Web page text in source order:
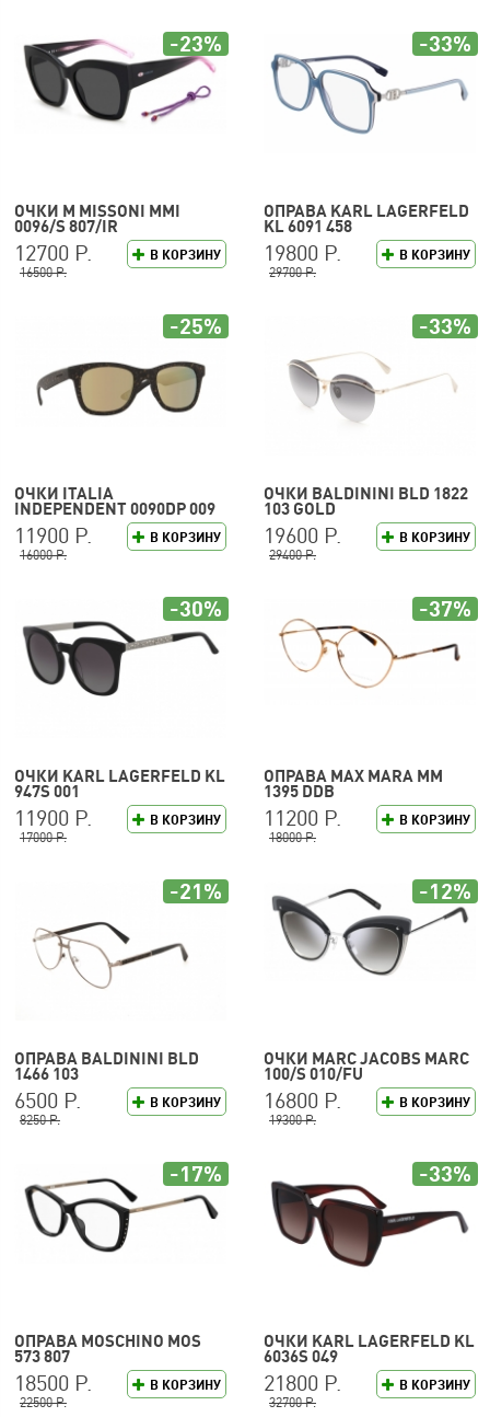
ОЧКИ M MISSONI MMI
0096/S 807/IR
В КОРЗИНУ
12700 Р.
16500 Р.
-23%
ОПРАВА KARL LAGERFELD
KL 6091 458
В КОРЗИНУ
19800 Р.
29700 Р.
-33%
ОЧКИ ITALIA
INDEPENDENT 0090DP 009
120
В КОРЗИНУ
11900 Р.
16000 Р.
-25%
ОЧКИ BALDININI BLD 1822
103 GOLD
В КОРЗИНУ
19600 Р.
29400 Р.
-33%
ОЧКИ KARL LAGERFELD KL
947S 001
В КОРЗИНУ
11900 Р.
17000 Р.
-30%
ОПРАВА MAX MARA MM
1395 DDB
В КОРЗИНУ
11200 Р.
18000 Р.
-37%
ОПРАВА BALDININI BLD
1466 103
В КОРЗИНУ
6500 Р.
8250 Р.
-21%
ОЧКИ MARC JACOBS MARC
100/S 010/FU
В КОРЗИНУ
16800 Р.
19300 Р.
-12%
ОПРАВА MOSCHINO MOS
573 807
В КОРЗИНУ
18500 Р.
22500 Р.
-17%
ОЧКИ KARL LAGERFELD KL
6036S 049
В КОРЗИНУ
21800 Р.
32700 Р.
-33%